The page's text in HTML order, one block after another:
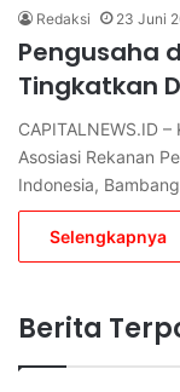
Redaksi 23 Juni
Pengusaha
Tingkatkan
CAPITALNEWS.ID
Asosiasi Rekanan
Indonesia,
Selengkapnya
Berita